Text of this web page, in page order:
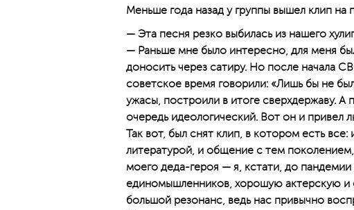
Меньше года назад у группы вышел клип на
— Эта песня резко выбилась из нашего
— Раньше мне было интересно, для меня
доносить через сатиру. Но после начала
советское время говорили: «Лишь бы не
ужасы, построили в итоге сверхдержаву.
очередь идеологический. Вот он и привел
Так вот, был снят клип, в котором есть
литературой, и общение с тем
моего деда-героя — я, кстати, до
единомышленников, хорошую актерскую и
большой резонанс, ведь нас привычно